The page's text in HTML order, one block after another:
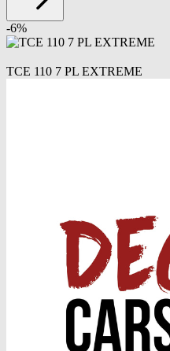
-6%
TCE 110 7 PL EXTREME